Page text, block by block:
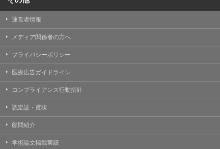
運営者情報
メディア関係者の方へ
プライバシーポリシー
医療広告ガイドライン
コンプライアンス行動指針
認定証・賞状
顧問紹介
学術論文掲載実績